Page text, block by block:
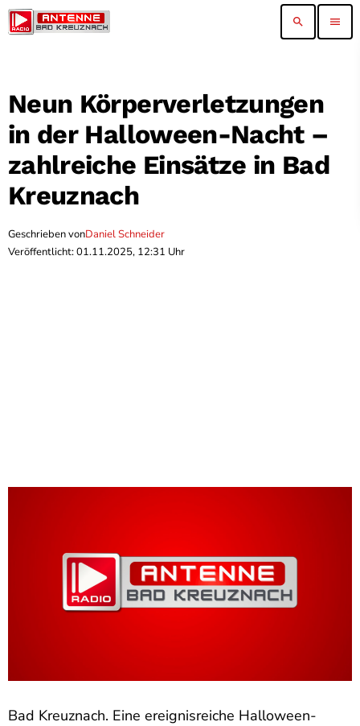
search menu
Neun Körperverletzungen
in der Halloween-Nacht –
zahlreiche Einsätze in Bad
Kreuznach
Geschrieben vonDaniel Schneider
Veröffentlicht: 01.11.2025, 12:31 Uhr
Bad Kreuznach. Eine ereignisreiche Halloween-